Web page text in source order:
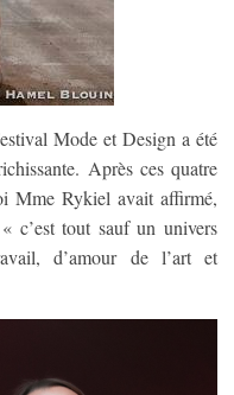
Mode et Design a été
Après ces quatre
Mme Rykiel avait affirmé,
c’est tout sauf un univers
d’amour de l’art et